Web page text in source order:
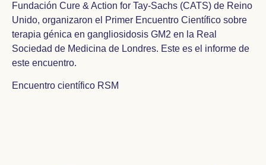
Fundación Cure & Action for Tay-Sachs (CATS) de Reino
Unido, organizaron el Primer Encuentro Científico sobre
terapia génica en gangliosidosis GM2 en la Real
Sociedad de Medicina de Londres. Este es el informe de
este encuentro.
Encuentro científico RSM